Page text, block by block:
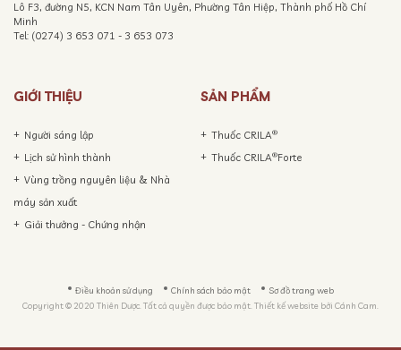
Lô F3, đường N5, KCN Nam Tân Uyên, Phường Tân Hiệp, Thành phố Hồ Chí
Minh
Tel: (0274) 3 653 071 - 3 653 073
GIỚI THIỆU
Người sáng lập
Lịch sử hình thành
Vùng trồng nguyên liệu & Nhà
máy sản xuất
Giải thưởng - Chứng nhận
SẢN PHẨM
Thuốc CRILA®
Thuốc CRILA®Forte
Điều khoản sử dụng Chính sách bảo mật
Sơ đồ trang web
Copyright © 2020 Thiên Dược. Tất cả quyền được bảo mật. Thiết kế website bởi Cánh Cam.